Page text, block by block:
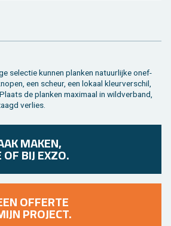
se­lec­tie kun­nen plan­ken na­tuur­lij­ke on­ef­
een scheur, een lo­kaal kleur­ver­schil,
de plan­ken maxi­maal in wild­ver­band,
ver­lies.
MAKEN,
BIJ EXZO.
OFFERTE
PROJECT.